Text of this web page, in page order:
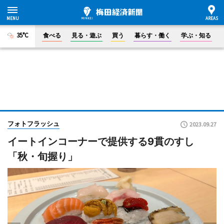
35°C 食べる 見る・遊ぶ 買う 暮らす・働く 学ぶ・知る
フォトフラッシュ 2023.09.27
イートインコーナーで提供する9貫のすし
「秋・旬握り」